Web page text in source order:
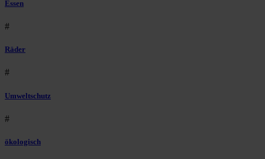
Essen
#
Räder
#
Umweltschutz
#
ökologisch